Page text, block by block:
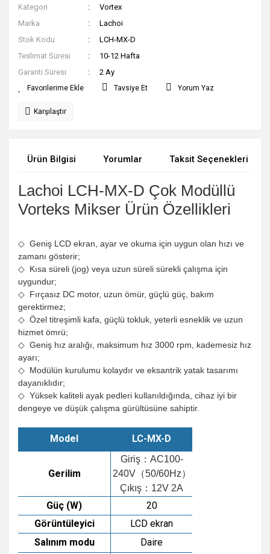
Kategori
Vortex
Marka
Lachoi
Stok Kodu
LCH-MX-D
Teslimat Süresi
10-12 Hafta
Garanti Süresi
2 Ay
Tavsiye Et Yorum Yaz
Karşılaştır
Ürün Bilgisi Yorumlar Taksit Seçenekleri
Lachoi LCH-MX-D Çok Modüllü
Vorteks Mikser Ürün Özellikleri
◇ Geniş LCD ekran, ayar ve okuma için uygun olan hızı ve
zamanı gösterir;
◇ Kısa süreli (jog) veya uzun süreli sürekli çalışma için
uygundur;
◇ Fırçasız DC motor, uzun ömür, güçlü güç, bakım
gerektirmez;
◇ Özel titreşimli kafa, güçlü tokluk, yeterli esneklik ve uzun
hizmet ömrü;
◇ Geniş hız aralığı, maksimum hız 3000 rpm, kademesiz hız
ayarı;
◇ Modülün kurulumu kolaydır ve eksantrik yatak tasarımı
dayanıklıdır;
◇ Yüksek kaliteli ayak pedleri kullanıldığında, cihaz iyi bir
dengeye ve düşük çalışma gürültüsüne sahiptir.
Model LC-MX-D
Gerilim
Giriş：AC100-
240V（50/60Hz）
Çıkış：12V 2A
Güç (W)
20
Görüntüleyici
LCD ekran
Salınım modu
Daire